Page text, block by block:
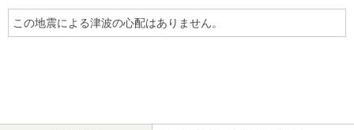
この地震による津波の心配はありません。